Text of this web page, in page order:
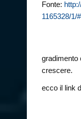
Fonte:
1165328/1/
gradimento
crescere.
ecco il link